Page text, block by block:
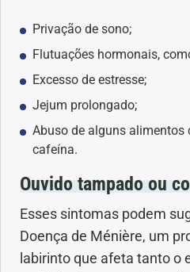
Privação de sono;
Flutuações hormonais,
Excesso de estresse;
Jejum prolongado;
Abuso de alguns alimentos
cafeína.
Ouvido tampado ou
Esses sintomas podem
Doença de Ménière, um
labirinto que afeta tanto o